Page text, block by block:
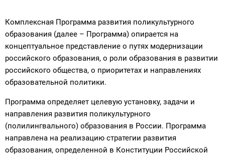
Комплексная Программа развития поликультурного
образования (далее – Программа) опирается на
концептуальное представление о путях модернизации
российского образования, о роли образования в развитии
российского общества, о приоритетах и направлениях
образовательной политики.
Программа определяет целевую установку, задачи и
направления развития поликультурного
(полилингвального) образования в России. Программа
направлена на реализацию стратегии развития
образования, определенной в Конституции Российской